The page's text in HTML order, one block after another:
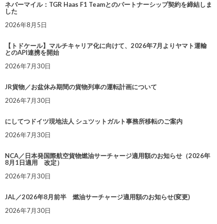
ネバーマイル：TGR Haas F1 Teamとのパートナーシップ契約を締結しま
した
2026年8月5日
【トドケール】マルチキャリア化に向けて、2026年7月よりヤマト運輸
とのAPI連携を開始
2026年7月30日
JR貨物／お盆休み期間の貨物列車の運転計画について
2026年7月30日
にしてつドイツ現地法人 シュツットガルト事務所移転のご案内
2026年7月30日
NCA／日本発国際航空貨物燃油サーチャージ適用額のお知らせ（2026年
8月1日適用 改定）
2026年7月30日
JAL／2026年8月前半 燃油サーチャージ適用額のお知らせ(変更)
2026年7月30日